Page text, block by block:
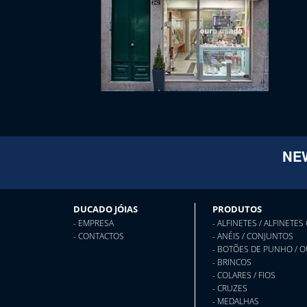
DUCADO JÓIAS
- EMPRESA
- CONTACTOS
PRODUTOS
- ALFINETES / ALFINETES
- ANÉIS / CONJUNTOS
- BOTÕES DE PUNHO /
- BRINCOS
- COLARES / FIOS
- CRUZES
- MEDALHAS